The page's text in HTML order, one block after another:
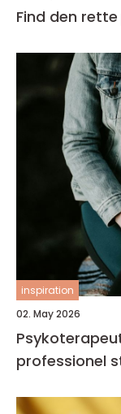
Find den
inspiration
02. May 2026
Psykoterapeut århus når
professionel